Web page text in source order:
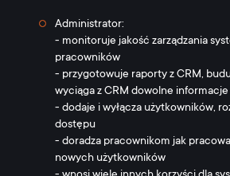
Administrator:
- monitoruje jakość zarządzania
pracowników
- przygotowuje raporty z CRM,
wyciąga z CRM dowolne informacje
- dodaje i wyłącza użytkowników,
dostępu
- doradza pracownikom jak
nowych użytkowników